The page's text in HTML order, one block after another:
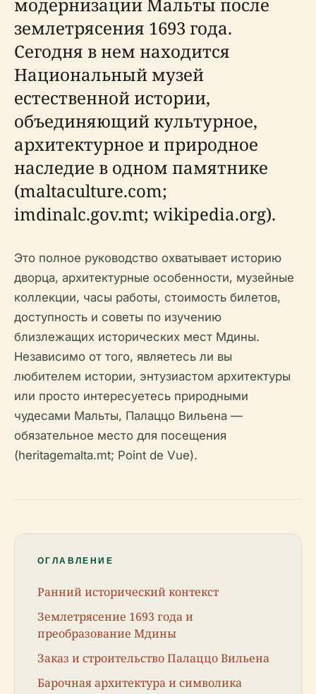
землетрясения 1693 года.
Сегодня в нем находится
Национальный музей
естественной истории,
объединяющий культурное,
архитектурное и природное
наследие в одном памятнике
(maltaculture.com;
imdinalc.gov.mt; wikipedia.org).
Это полное руководство охватывает историю
дворца, архитектурные особенности, музейные
коллекции, часы работы, стоимость билетов,
доступность и советы по изучению
близлежащих исторических мест Мдины.
Независимо от того, являетесь ли вы
любителем истории, энтузиастом архитектуры
или просто интересуетесь природными
чудесами Мальты, Палаццо Вильена —
обязательное место для посещения
(heritagemalta.mt; Point de Vue).
ОГЛАВЛЕНИЕ
Ранний исторический контекст
Землетрясение 1693 года и
преобразование Мдины
Заказ и строительство Палаццо Вильена
Барочная архитектура и символика